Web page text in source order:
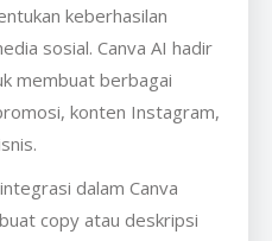
keberhasilan
sosial. Canva AI hadir
membuat berbagai
konten Instagram,
dalam Canva
copy atau deskripsi